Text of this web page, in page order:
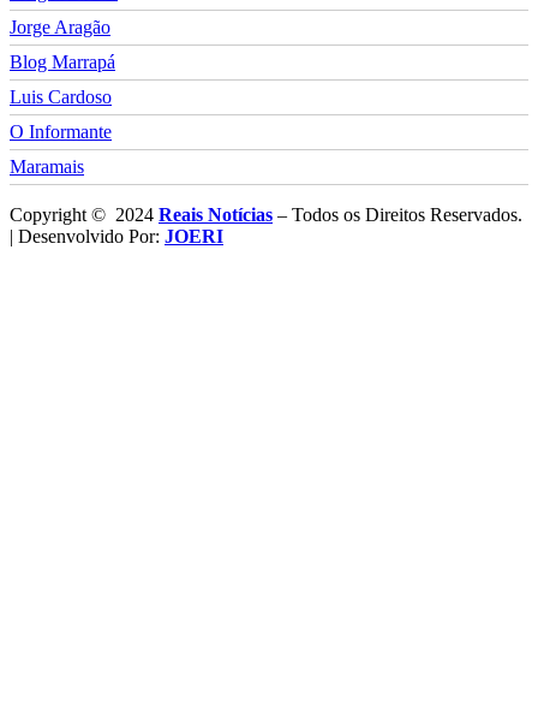
Jorge Aragão
Blog Marrapá
Luis Cardoso
O Informante
Maramais
Copyright © 2024 Reais Notícias – Todos os Direitos Reservados.
| Desenvolvido Por: JOERI